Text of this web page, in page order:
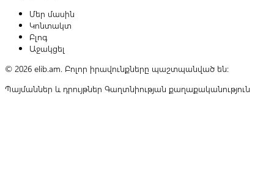
Մեր մասին
Կոնտակտ
Բլոգ
Աջակցել
© 2026 elib.am. Բոլոր իրավունքները պաշտպանված են:
Պայմաններ և դրույթներ Գաղտնիության քաղաքականություն